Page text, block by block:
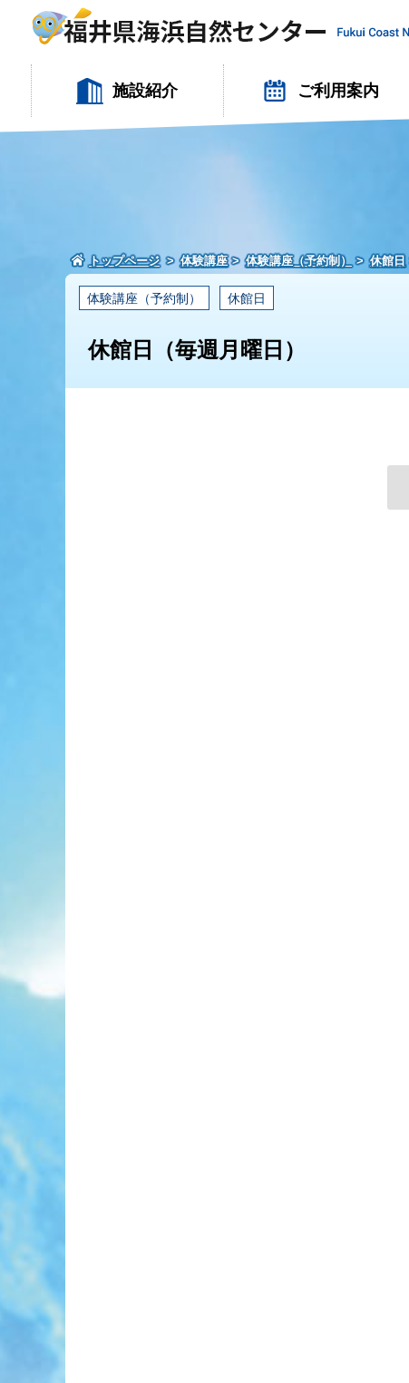
施設紹介 ご利用案内
トップページ 体験講座 体験講座（予約制） 休館日
体験講座（予約制） 休館日
休館日（毎週月曜日）